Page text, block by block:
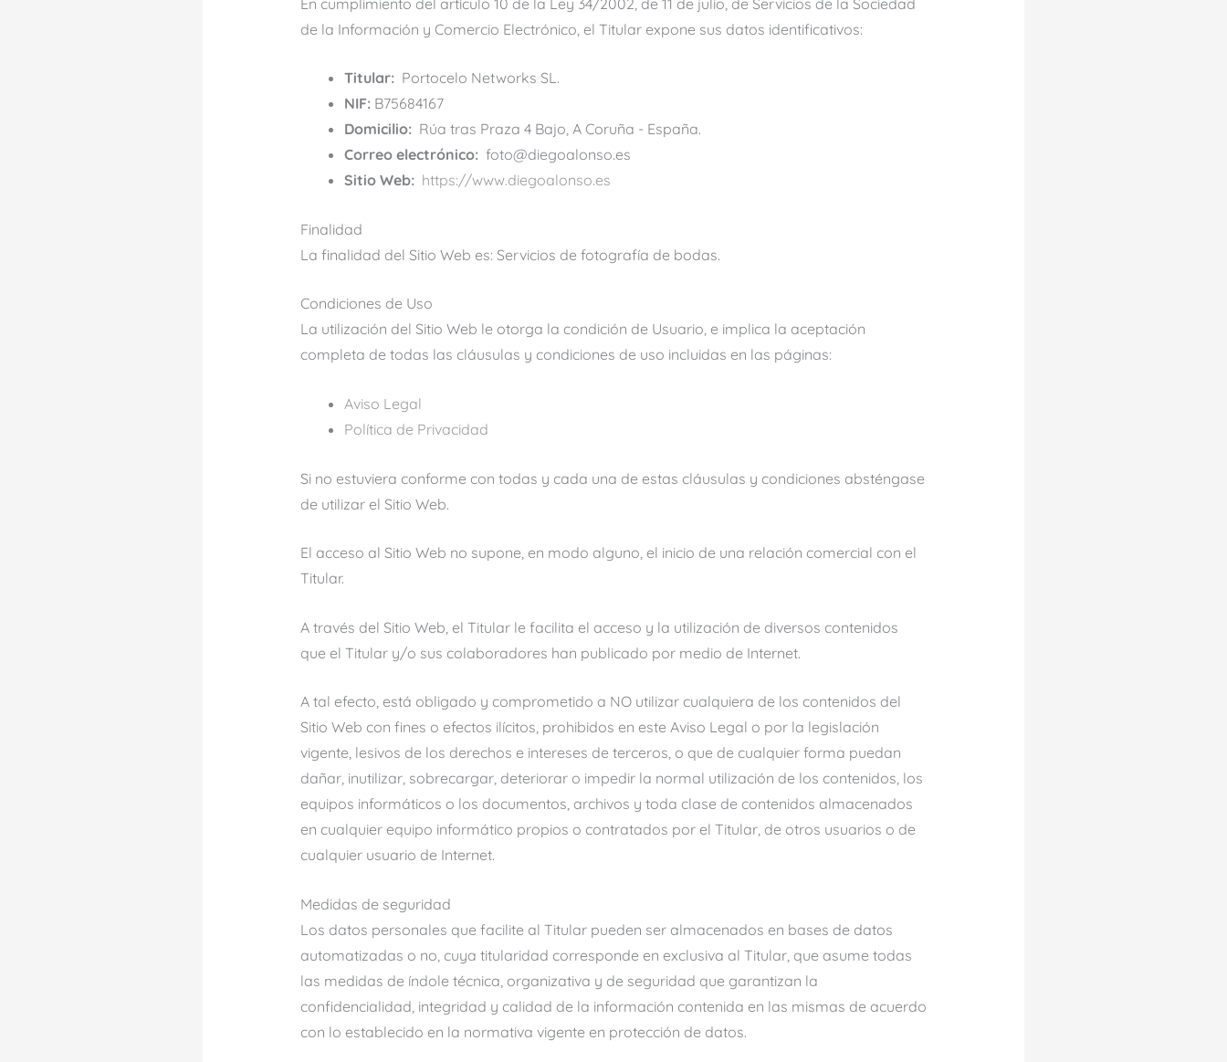
de la Información y Comercio Electrónico, el Titular expone sus datos identificativos:
Titular:Portocelo Networks SL.
NIF:B75684167
Domicilio:Rúa tras Praza 4 Bajo, A Coruña - España.
Correo electrónico:foto@diegoalonso.es
Sitio Web: https://www.diegoalonso.es
Finalidad
La finalidad del Sitio Web es: Servicios de fotografía de bodas.
Condiciones de Uso
La utilización del Sitio Web le otorga la condición de Usuario, e implica la aceptación
completa de todas las cláusulas y condiciones de uso incluidas en las páginas:
Aviso Legal
Política de Privacidad
Si no estuviera conforme con todas y cada una de estas cláusulas y condiciones absténgase
de utilizar el Sitio Web.
El acceso al Sitio Web no supone, en modo alguno, el inicio de una relación comercial con el
Titular.
A través del Sitio Web, el Titular le facilita el acceso y la utilización de diversos contenidos
que el Titular y/o sus colaboradores han publicado por medio de Internet.
A tal efecto, está obligado y comprometido a NO utilizar cualquiera de los contenidos del
Sitio Web con fines o efectos ilícitos, prohibidos en este Aviso Legal o por la legislación
vigente, lesivos de los derechos e intereses de terceros, o que de cualquier forma puedan
dañar, inutilizar, sobrecargar, deteriorar o impedir la normal utilización de los contenidos, los
equipos informáticos o los documentos, archivos y toda clase de contenidos almacenados
en cualquier equipo informático propios o contratados por el Titular, de otros usuarios o de
cualquier usuario de Internet.
Medidas de seguridad
Los datos personales que facilite al Titular pueden ser almacenados en bases de datos
automatizadas o no, cuya titularidad corresponde en exclusiva al Titular, que asume todas
las medidas de índole técnica, organizativa y de seguridad que garantizan la
confidencialidad, integridad y calidad de la información contenida en las mismas de acuerdo
con lo establecido en la normativa vigente en protección de datos.